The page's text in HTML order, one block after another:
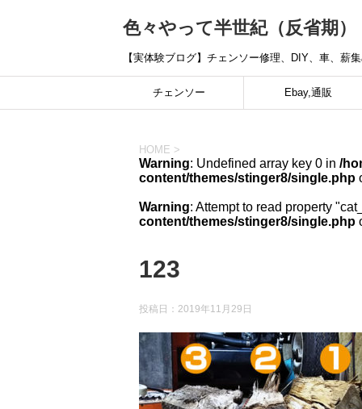
色々やって半世紀（反省期）
【実体験ブログ】チェンソー修理、DIY、車、薪
チェンソー Ebay,通販
HOME >
Warning: Undefined array key 0 in /
content/themes/stinger8/single.php
Warning: Attempt to read property
content/themes/stinger8/single.php
123
投稿日： 2019年11月29日